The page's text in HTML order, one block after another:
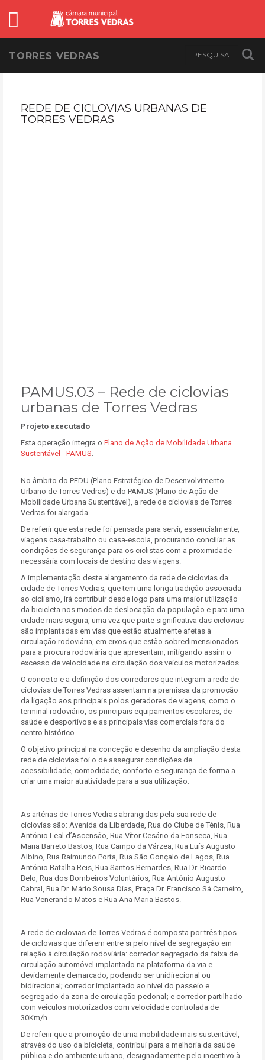
TORRES VEDRAS
REDE DE CICLOVIAS URBANAS DE
TORRES VEDRAS
PAMUS.03 – Rede de ciclovias
urbanas de Torres Vedras
Projeto executado
Esta operação integra o Plano de Ação de Mobilidade Urbana
Sustentável - PAMUS.
No âmbito do PEDU (Plano Estratégico de Desenvolvimento
Urbano de Torres Vedras) e do PAMUS (Plano de Ação de
Mobilidade Urbana Sustentável), a rede de ciclovias de Torres
Vedras foi alargada.
De referir que esta rede foi pensada para servir, essencialmente,
viagens casa-trabalho ou casa-escola, procurando conciliar as
condições de segurança para os ciclistas com a proximidade
necessária com locais de destino das viagens.
A implementação deste alargamento da rede de ciclovias da
cidade de Torres Vedras, que tem uma longa tradição associada
ao ciclismo, irá contribuir desde logo para uma maior utilização
da bicicleta nos modos de deslocação da população e para uma
cidade mais segura, uma vez que parte significativa das ciclovias
são implantadas em vias que estão atualmente afetas à
circulação rodoviária, em eixos que estão sobredimensionados
para a procura rodoviária que apresentam, mitigando assim o
excesso de velocidade na circulação dos veículos motorizados.
O conceito e a definição dos corredores que integram a rede de
ciclovias de Torres Vedras assentam na premissa da promoção
da ligação aos principais polos geradores de viagens, como o
terminal rodoviário, os principais equipamentos escolares, de
saúde e desportivos e as principais vias comerciais fora do
centro histórico.
O objetivo principal na conceção e desenho da ampliação desta
rede de ciclovias foi o de assegurar condições de
acessibilidade, comodidade, conforto e segurança de forma a
criar uma maior atratividade para a sua utilização.
As artérias de Torres Vedras abrangidas pela sua rede de
ciclovias são: Avenida da Liberdade, Rua do Clube de Ténis, Rua
António Leal d’Ascensão, Rua Vítor Cesário da Fonseca, Rua
Maria Barreto Bastos, Rua Campo da Várzea, Rua Luís Augusto
Albino, Rua Raimundo Porta, Rua São Gonçalo de Lagos, Rua
António Batalha Reis, Rua Santos Bernardes, Rua Dr. Ricardo
Belo, Rua dos Bombeiros Voluntários, Rua António Augusto
Cabral, Rua Dr. Mário Sousa Dias, Praça Dr. Francisco Sá Carneiro,
Rua Venerando Matos e Rua Ana Maria Bastos.
A rede de ciclovias de Torres Vedras é composta por três tipos
de ciclovias que diferem entre si pelo nível de segregação em
relação à circulação rodoviária: corredor segregado da faixa de
circulação automóvel implantado na plataforma da via e
devidamente demarcado, podendo ser unidirecional ou
bidirecional; corredor implantado ao nível do passeio e
segregado da zona de circulação pedonal ; e corredor partilhado
com veículos motorizados com velocidade controlada de
30Km/h.
De referir que a promoção de uma mobilidade mais sustentável,
através do uso da bicicleta, contribui para a melhoria da saúde
pública e do ambiente urbano, designadamente pelo incentivo à